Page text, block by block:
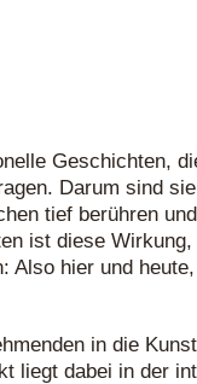
Geschichten,
Darum sind
tief berühren
ist diese Wirkung,
Also hier und
in die
liegt dabei in der